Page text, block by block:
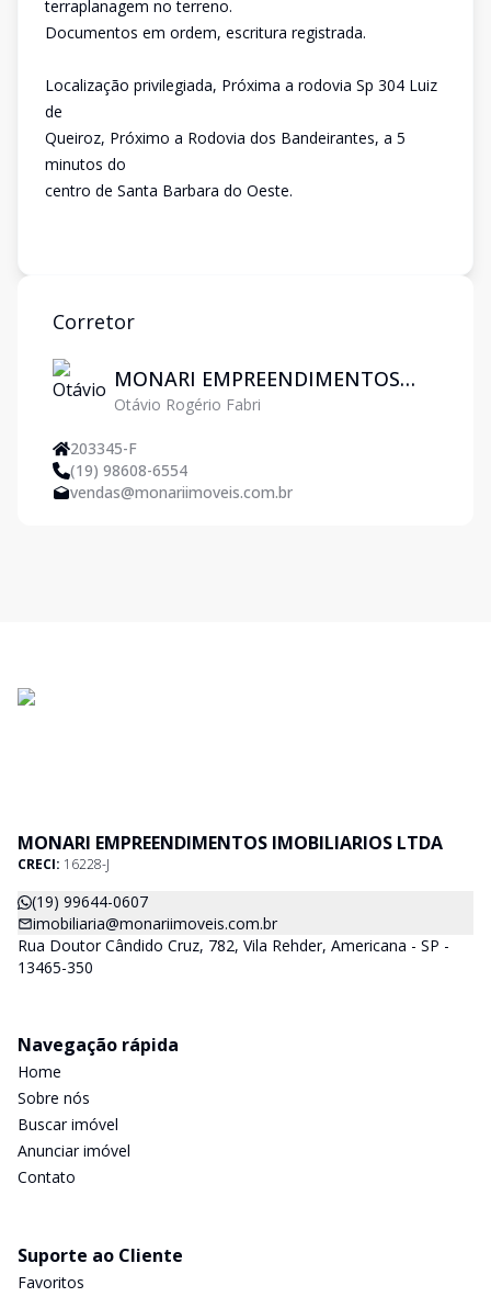
terraplanagem no terreno.
Documentos em ordem, escritura registrada.
Localização privilegiada, Próxima a rodovia Sp 304 Luiz
de
Queiroz, Próximo a Rodovia dos Bandeirantes, a 5
minutos do
centro de Santa Barbara do Oeste.
Corretor
MONARI EMPREENDIMENTOS
IMOBILIARIOS LTDA
Otávio Rogério Fabri
203345-F
(19) 98608-6554
vendas@monariimoveis.com.br
MONARI EMPREENDIMENTOS IMOBILIARIOS LTDA
CRECI: 16228-J
(19) 99644-0607
imobiliaria@monariimoveis.com.br
Rua Doutor Cândido Cruz, 782, Vila Rehder, Americana - SP -
13465-350
Navegação rápida
Home
Sobre nós
Buscar imóvel
Anunciar imóvel
Contato
Suporte ao Cliente
Favoritos